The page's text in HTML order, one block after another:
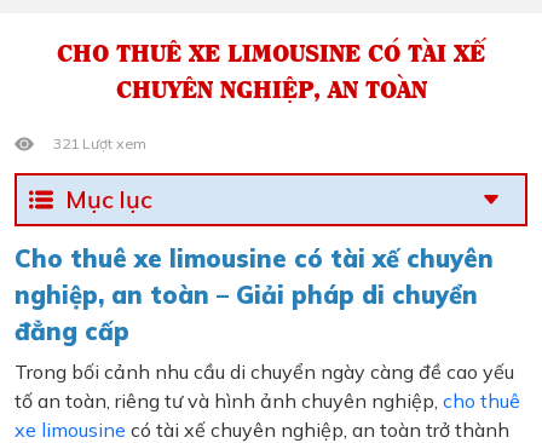
CHO THUÊ XE LIMOUSINE CÓ TÀI XẾ
CHUYÊN NGHIỆP, AN TOÀN
321 Lượt xem
Mục lục
Cho thuê xe limousine có tài xế chuyên
nghiệp, an toàn – Giải pháp di chuyển
đẳng cấp
Trong bối cảnh nhu cầu di chuyển ngày càng đề cao yếu
tố an toàn, riêng tư và hình ảnh chuyên nghiệp, cho thuê
xe limousine có tài xế chuyên nghiệp, an toàn trở thành